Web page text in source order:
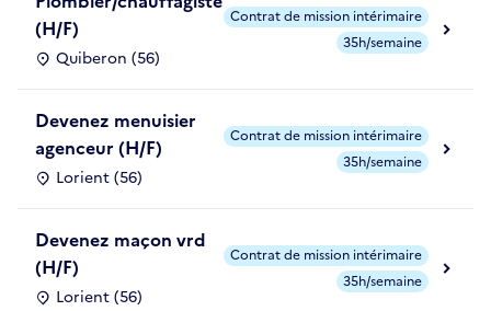
(H/F)
Quiberon (56)
Contrat de mission intérimaire
35h/semaine
Devenez menuisier
agenceur (H/F)
Lorient (56)
Contrat de mission intérimaire
35h/semaine
Devenez maçon vrd
(H/F)
Lorient (56)
Contrat de mission intérimaire
35h/semaine